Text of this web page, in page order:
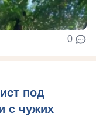
0
под
с чужих